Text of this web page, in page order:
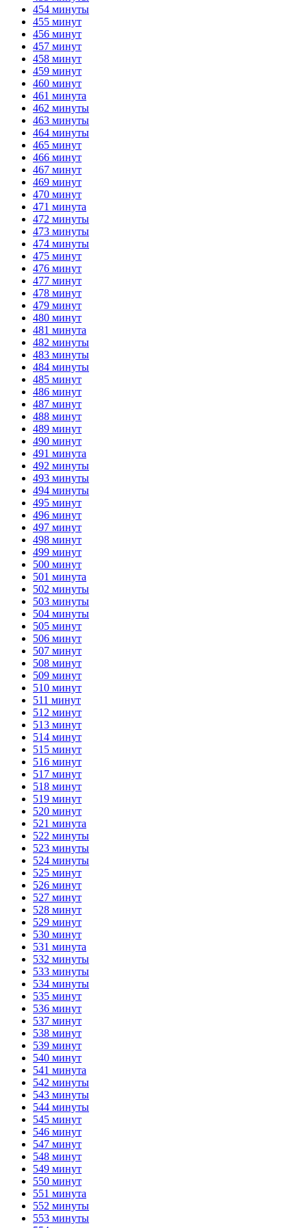
454 минуты
455 минут
456 минут
457 минут
458 минут
459 минут
460 минут
461 минута
462 минуты
463 минуты
464 минуты
465 минут
466 минут
467 минут
469 минут
470 минут
471 минута
472 минуты
473 минуты
474 минуты
475 минут
476 минут
477 минут
478 минут
479 минут
480 минут
481 минута
482 минуты
483 минуты
484 минуты
485 минут
486 минут
487 минут
488 минут
489 минут
490 минут
491 минута
492 минуты
493 минуты
494 минуты
495 минут
496 минут
497 минут
498 минут
499 минут
500 минут
501 минута
502 минуты
503 минуты
504 минуты
505 минут
506 минут
507 минут
508 минут
509 минут
510 минут
511 минут
512 минут
513 минут
514 минут
515 минут
516 минут
517 минут
518 минут
519 минут
520 минут
521 минута
522 минуты
523 минуты
524 минуты
525 минут
526 минут
527 минут
528 минут
529 минут
530 минут
531 минута
532 минуты
533 минуты
534 минуты
535 минут
536 минут
537 минут
538 минут
539 минут
540 минут
541 минута
542 минуты
543 минуты
544 минуты
545 минут
546 минут
547 минут
548 минут
549 минут
550 минут
551 минута
552 минуты
553 минуты